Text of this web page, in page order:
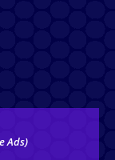
Ads)